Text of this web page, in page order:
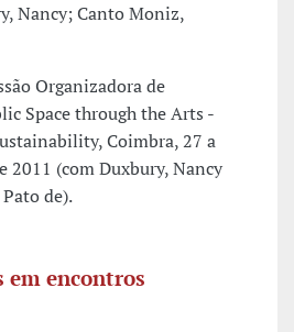
Nancy; Canto Moniz,
Organizadora de
Space through the Arts -
Coimbra, 27 a
2011 (com Duxbury, Nancy
de).
em encontros